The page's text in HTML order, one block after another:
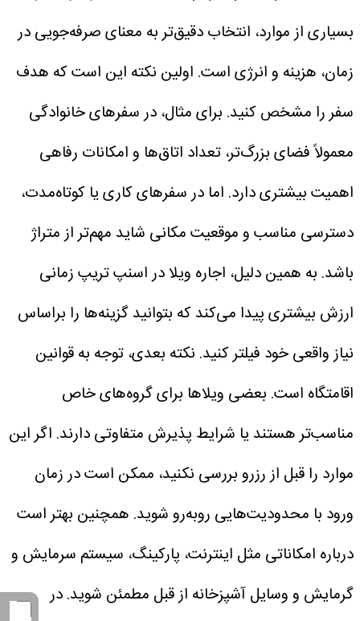
بسیاری از موارد، انتخاب دقیق‌تر به معنای صرفه‌جویی در
زمان، هزینه و انرژی است. اولین نکته این است که هدف
سفر را مشخص کنید. برای مثال، در سفرهای خانوادگی
معمولاً فضای بزرگ‌تر، تعداد اتاق‌ها و امکانات رفاهی
اهمیت بیشتری دارد. اما در سفرهای کاری یا کوتاه‌مدت،
دسترسی مناسب و موقعیت مکانی شاید مهم‌تر از متراژ
باشد. به همین دلیل، اجاره ویلا در اسنپ تریپ زمانی
ارزش بیشتری پیدا می‌کند که بتوانید گزینه‌ها را براساس
نیاز واقعی خود فیلتر کنید. نکته بعدی، توجه به قوانین
اقامتگاه است. بعضی ویلاها برای گروه‌های خاص
مناسب‌تر هستند یا شرایط پذیرش متفاوتی دارند. اگر این
موارد را قبل از رزرو بررسی نکنید، ممکن است در زمان
ورود با محدودیت‌هایی روبه‌رو شوید. همچنین بهتر است
درباره امکاناتی مثل اینترنت، پارکینگ، سیستم سرمایش و
گرمایش و وسایل آشپزخانه از قبل مطمئن شوید.در